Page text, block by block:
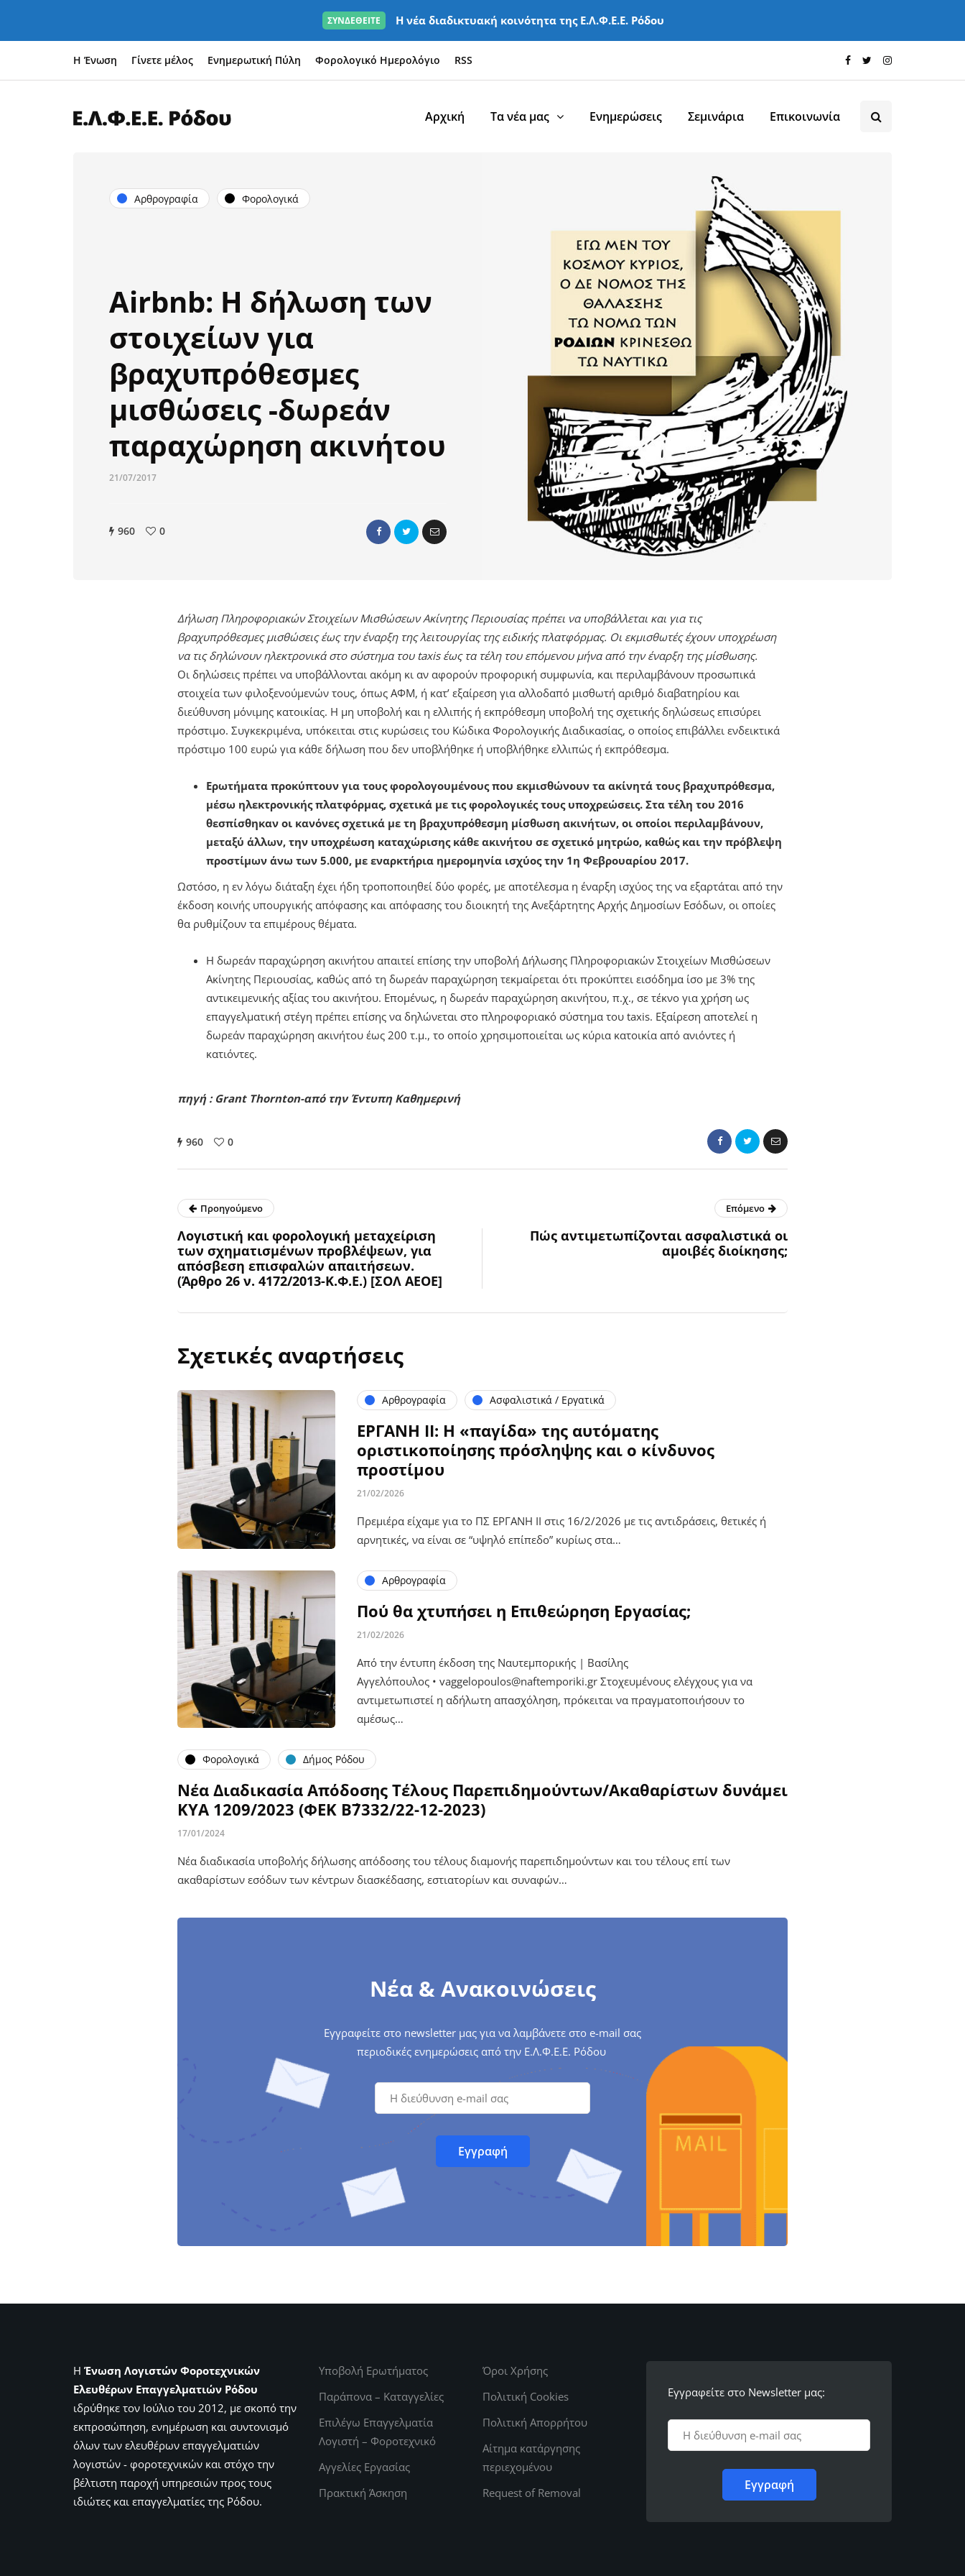
ΣΥΝΔΕΘΕΙΤΕ Η νέα διαδικτυακή κοινότητα της Ε.Λ.Φ.Ε.Ε. Ρόδου
Η Ένωση Γίνετε μέλος Ενημερωτική Πύλη Φορολογικό Ημερολόγιο RSS
Αρχική Τα νέα μας Ενημερώσεις Σεμινάρια Επικοινωνία
Αρθρογραφία Φορολογικά
Airbnb: Η δήλωση των
στοιχείων για
βραχυπρόθεσμες
μισθώσεις -δωρεάν
παραχώρηση ακινήτου
21/07/2017
960 0
Δήλωση Πληροφοριακών Στοιχείων Μισθώσεων Ακίνητης Περιουσίας πρέπει να υποβάλλεται και για τις
βραχυπρόθεσμες μισθώσεις έως την έναρξη της λειτουργίας της ειδικής πλατφόρμας. Οι εκμισθωτές έχουν υποχρέωση
να τις δηλώνουν ηλεκτρονικά στο σύστημα του taxis έως τα τέλη του επόμενου μήνα από την έναρξη της μίσθωσης.
Οι δηλώσεις πρέπει να υποβάλλονται ακόμη κι αν αφορούν προφορική συμφωνία, και περιλαμβάνουν προσωπικά
στοιχεία των φιλοξενούμενών τους, όπως ΑΦΜ, ή κατ’ εξαίρεση για αλλοδαπό μισθωτή αριθμό διαβατηρίου και
διεύθυνση μόνιμης κατοικίας. Η μη υποβολή και η ελλιπής ή εκπρόθεσμη υποβολή της σχετικής δηλώσεως επισύρει
πρόστιμο. Συγκεκριμένα, υπόκειται στις κυρώσεις του Κώδικα Φορολογικής Διαδικασίας, ο οποίος επιβάλλει ενδεικτικά
πρόστιμο 100 ευρώ για κάθε δήλωση που δεν υποβλήθηκε ή υποβλήθηκε ελλιπώς ή εκπρόθεσμα.
Ερωτήματα προκύπτουν για τους φορολογουμένους που εκμισθώνουν τα ακίνητά τους βραχυπρόθεσμα,
μέσω ηλεκτρονικής πλατφόρμας, σχετικά με τις φορολογικές τους υποχρεώσεις. Στα τέλη του 2016
θεσπίσθηκαν οι κανόνες σχετικά με τη βραχυπρόθεσμη μίσθωση ακινήτων, οι οποίοι περιλαμβάνουν,
μεταξύ άλλων, την υποχρέωση καταχώρισης κάθε ακινήτου σε σχετικό μητρώο, καθώς και την πρόβλεψη
προστίμων άνω των 5.000, με εναρκτήρια ημερομηνία ισχύος την 1η Φεβρουαρίου 2017.
Ωστόσο, η εν λόγω διάταξη έχει ήδη τροποποιηθεί δύο φορές, με αποτέλεσμα η έναρξη ισχύος της να εξαρτάται από την
έκδοση κοινής υπουργικής απόφασης και απόφασης του διοικητή της Ανεξάρτητης Αρχής Δημοσίων Εσόδων, οι οποίες
θα ρυθμίζουν τα επιμέρους θέματα.
Η δωρεάν παραχώρηση ακινήτου απαιτεί επίσης την υποβολή Δήλωσης Πληροφοριακών Στοιχείων Μισθώσεων
Ακίνητης Περιουσίας, καθώς από τη δωρεάν παραχώρηση τεκμαίρεται ότι προκύπτει εισόδημα ίσο με 3% της
αντικειμενικής αξίας του ακινήτου. Επομένως, η δωρεάν παραχώρηση ακινήτου, π.χ., σε τέκνο για χρήση ως
επαγγελματική στέγη πρέπει επίσης να δηλώνεται στο πληροφοριακό σύστημα του taxis. Εξαίρεση αποτελεί η
δωρεάν παραχώρηση ακινήτου έως 200 τ.μ., το οποίο χρησιμοποιείται ως κύρια κατοικία από ανιόντες ή
κατιόντες.
πηγή : Grant Thornton-από την Έντυπη Καθημερινή
960 0
Προηγούμενο
Λογιστική και φορολογική μεταχείριση
των σχηματισμένων προβλέψεων, για
απόσβεση επισφαλών απαιτήσεων.
(Άρθρο 26 ν. 4172/2013-Κ.Φ.Ε.) [ΣΟΛ ΑΕΟΕ]
Επόμενο
Πώς αντιμετωπίζονται ασφαλιστικά οι
αμοιβές διοίκησης;
Σχετικές αναρτήσεις
Αρθρογραφία Ασφαλιστικά / Εργατικά
ΕΡΓΑΝΗ ΙΙ: Η «παγίδα» της αυτόματης
οριστικοποίησης πρόσληψης και ο κίνδυνος
προστίμου
21/02/2026
Πρεμιέρα είχαμε για το ΠΣ ΕΡΓΑΝΗ ΙΙ στις 16/2/2026 με τις αντιδράσεις, θετικές ή
αρνητικές, να είναι σε “υψηλό επίπεδο” κυρίως στα…
Αρθρογραφία
Πού θα χτυπήσει η Επιθεώρηση Εργασίας;
21/02/2026
Από την έντυπη έκδοση της Ναυτεμπορικής | Βασίλης
Αγγελόπουλος • vaggelopoulos@naftemporiki.gr Στοχευμένους ελέγχους για να
αντιμετωπιστεί η αδήλωτη απασχόληση, πρόκειται να πραγματοποιήσουν το
αμέσως…
Φορολογικά Δήμος Ρόδου
Νέα Διαδικασία Απόδοσης Τέλους Παρεπιδημούντων/Ακαθαρίστων δυνάμει
ΚΥΑ 1209/2023 (ΦΕΚ Β΄7332/22-12-2023)
17/01/2024
Νέα διαδικασία υποβολής δήλωσης απόδοσης του τέλους διαμονής παρεπιδημούντων και του τέλους επί των
ακαθαρίστων εσόδων των κέντρων διασκέδασης, εστιατορίων και συναφών…
Νέα & Ανακοινώσεις
Εγγραφείτε στο newsletter μας για να λαμβάνετε στο e-mail σας
περιοδικές ενημερώσεις από την Ε.Λ.Φ.Ε.Ε. Ρόδου
Η Ένωση Λογιστών Φοροτεχνικών
Ελευθέρων Επαγγελματιών Ρόδου
ιδρύθηκε τον Ιούλιο του 2012, με σκοπό την
εκπροσώπηση, ενημέρωση και συντονισμό
όλων των ελευθέρων επαγγελματιών
λογιστών - φοροτεχνικών και στόχο την
βέλτιστη παροχή υπηρεσιών προς τους
ιδιώτες και επαγγελματίες της Ρόδου.
Υποβολή Ερωτήματος
Παράπονα – Καταγγελίες
Επιλέγω Επαγγελματία
Λογιστή – Φοροτεχνικό
Αγγελίες Εργασίας
Πρακτική Άσκηση
Όροι Χρήσης
Πολιτική Cookies
Πολιτική Απορρήτου
Αίτημα κατάργησης
περιεχομένου
Request of Removal
Εγγραφείτε στο Newsletter μας: